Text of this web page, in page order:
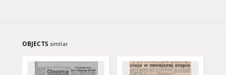
OBJECTS similar